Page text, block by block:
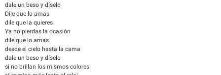
dale un beso y díselo
Dile que lo amas
dile que la quieres
Ya no pierdas la ocasión
dile que lo amas
desde el cielo hasta la cama
dale un beso y díselo
si no brillan los mismos colores